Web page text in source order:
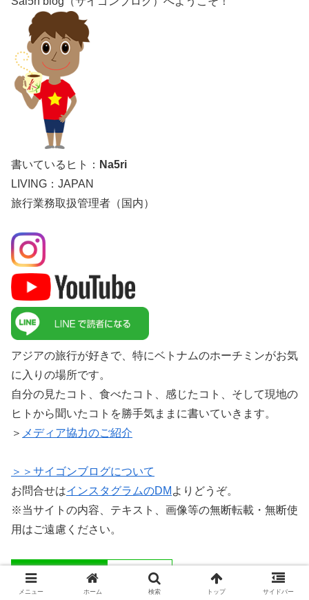
書いているヒト： Na5ri
LIVING：JAPAN
旅行業務取扱管理者（国内）
アジアの旅行が好きで、特にベトナムのホーチミンがお気
に入りの場所です。
自分の見たコト、食べたコト、感じたコト、そして現地の
ヒトから聞いたコトを勝手気ままに書いていきます。
＞ メディア協力のご紹介
＞＞サイゴンブログについて
お問合せはインスタグラムのDM よりどうぞ。
※当サイトの内容、テキスト、画像等の無断転載・無断使
用はご遠慮ください。
メニュー ホーム 検索 トップ サイドバー